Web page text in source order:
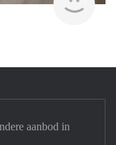
aanbod in